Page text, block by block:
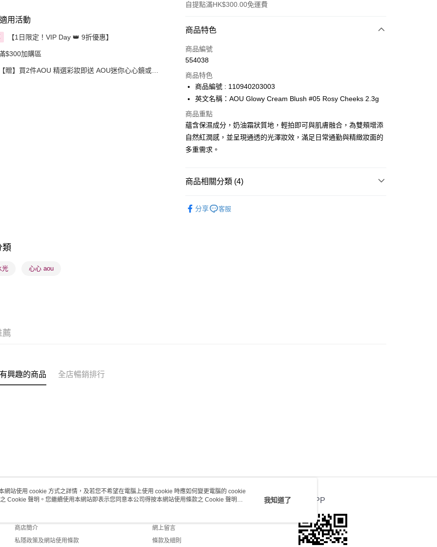
用活動
【1日限定！VIP Day 👑 9折優惠】
$300加購區
【贈】買2件AOU 精選彩妝即送 AOU迷你心心鏡或棉
自提點滿HK$300.00免運費
付款方式
信用卡
AlipayHK
PayMe
WeChat Pay
BoC Pay
順豐自助櫃 - 確認發貨後1-3個工作天送達
商品特色
商品編號
554038
商品特色
商品編號 : 110940203003
英文名稱：AOU Glowy Cream Blush #05 Rosy Cheeks 2.3g
商品重點
蘊含保濕成分，奶油霜狀質地，輕拍即可與肌膚融合，為雙頰增添
自然紅潤感，並呈現通透的光澤妝效，滿足日常通勤與精緻妝面的
多重需求。
商品相關分類 (4)
分享 客服
類
光 心心 aou
薦
興趣的商品 全店暢銷排行
關於我們
商店簡介
私隱政策及網站使用條款
客戶服務
網上留言
條款及細則
官方APP
網站使用 cookie 方式之詳情，及若您不希望在電腦上使用 cookie 時應如何變更電腦的 cookie
之 Cookie 聲明。您繼續使用本網站即表示您同意本公司得按本網站使用條款之 Cookie 聲明使
我知道了